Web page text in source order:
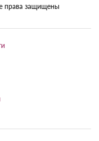
права защищены